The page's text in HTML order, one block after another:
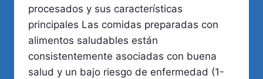
procesados y sus características
principales Las comidas preparadas con
alimentos saludables están
consistentemente asociadas con buena
salud y un bajo riesgo de enfermedad (1-